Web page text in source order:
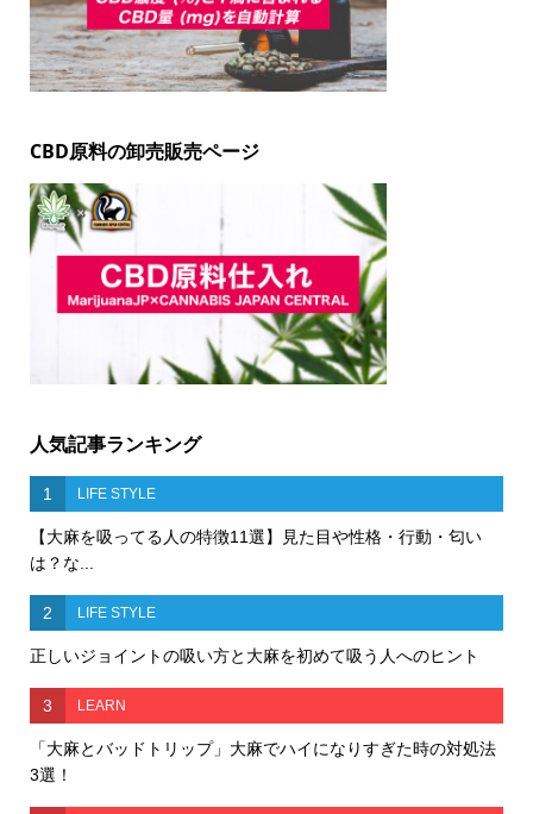
CBD原料の卸売販売ページ
人気記事ランキング
1 LIFE STYLE
【大麻を吸ってる人の特徴11選】見た目や性格・行動・匂い
は？な...
2 LIFE STYLE
正しいジョイントの吸い方と大麻を初めて吸う人へのヒント
3 LEARN
「大麻とバッドトリップ」大麻でハイになりすぎた時の対処法
3選！